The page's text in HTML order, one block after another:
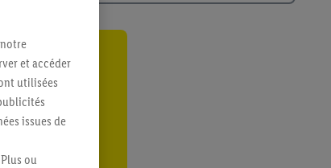
et accéder
utilisées
issues de
ou